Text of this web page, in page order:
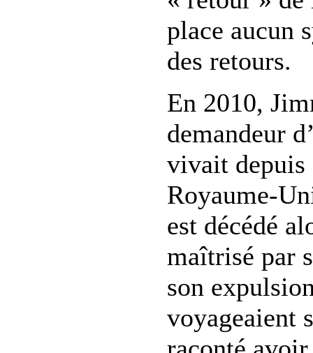
place aucun
des retours.
En 2010,
demandeur
vivait depuis
Royaume-
est décédé
maîtrisé par
son
voyageaient